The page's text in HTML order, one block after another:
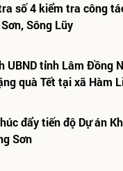
số 4 kiểm tra công
Sông Lũy
UBND tỉnh Lâm Đồng
quà Tết tại xã Hàm
đẩy tiến độ Dự án
Sơn